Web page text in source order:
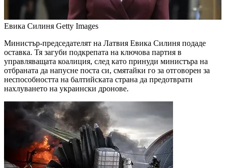
Евика Силиня Getty Images
Министър-председателят на Латвия Евика Силиня подаде
оставка. Тя загуби подкрепата на ключова партия в
управляващата коалиция, след като принуди министъра на
отбраната да напусне поста си, смятайки го за отговорен за
неспособността на балтийската страна да предотврати
нахлуването на украински дронове.